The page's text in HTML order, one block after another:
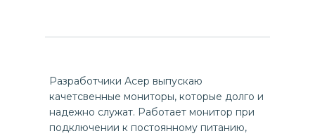
Разработчики Асер выпускаю
качетсвенные мониторы, которые долго и
надежно служат. Работает монитор при
подключении к постоянному питанию,